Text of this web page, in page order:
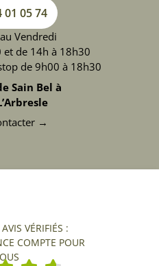
01 05 74
Vendredi
de 14h à 18h30
de 9h00 à 18h30
Sain Bel à
→
VÉRIFIÉS :
COMPTE POUR